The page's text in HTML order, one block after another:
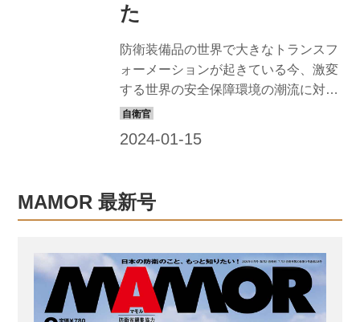
た
防衛装備品の世界で大きなトランスフ
ォーメーションが起きている今、激変
する世界の安全保障環境の潮流に対応
した新世代護衛艦『もがみ』がデビュ
は、対潜・防空能力を持ち、揚陸部隊
や補給部隊などの護衛を任務とする艦
（Multi -Purpose）と機雷（Mine）のM
を足した多機能護衛艦という艦種であ
る。 海上自衛隊のFFMは『もがみ』だ
けではない。すでに進水した同規格の
MAMOR 最新号